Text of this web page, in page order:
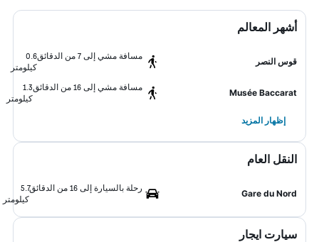
أشهر المعالم
قوس النصر
مسافة مشي إلى 7 من الدقائق
0.6
كيلومتر
Musée Baccarat
مسافة مشي إلى 16 من الدقائق
1.3
كيلومتر
إظهار المزيد
النقل العام
Gare du Nord
رحلة بالسيارة إلى 16 من الدقائق
5.7
كيلومتر
سيارت ايجار